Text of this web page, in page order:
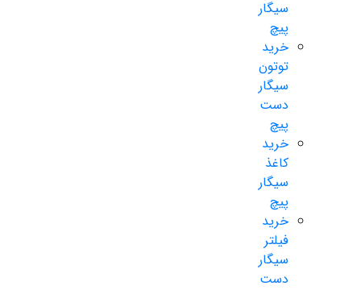
سیگار
پیچ
خرید
توتون
سیگار
دست
پیچ
خرید
کاغذ
سیگار
پیچ
خرید
فیلتر
سیگار
دست